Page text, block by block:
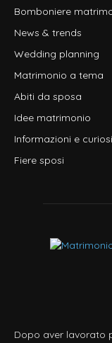
Bomboniere
News & trends
Wedding planning
Matrimonio a tema
Abiti da sposa
Idee matrimonio
Informazioni e
Fiere sposi
Dopo aver lavorato